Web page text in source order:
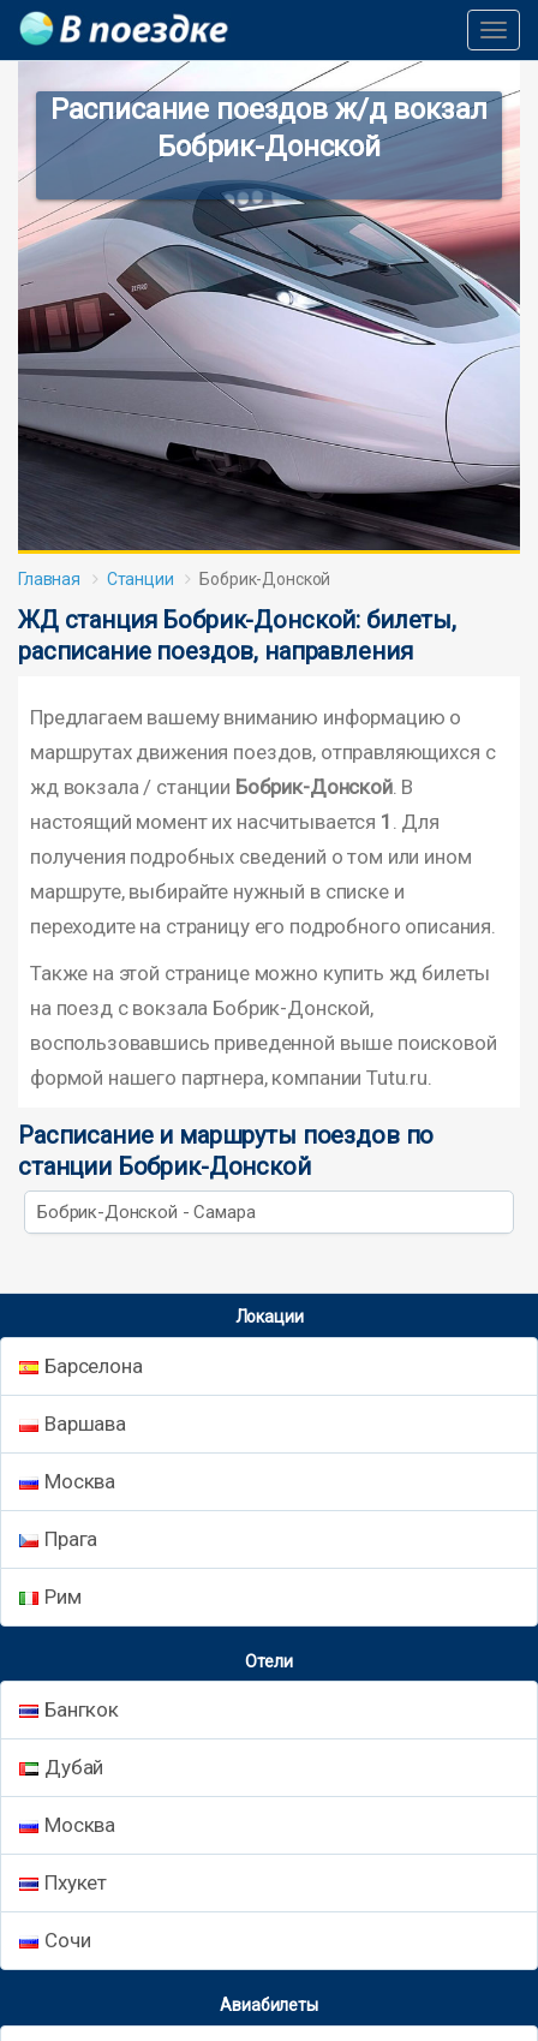
Расписание поездов ж/д вокзал
Бобрик-Донской
Главная Станции Бобрик-Донской
ЖД станция Бобрик-Донской: билеты,
расписание поездов, направления
Предлагаем вашему вниманию информацию о
маршрутах движения поездов, отправляющихся с
жд вокзала / станции Бобрик-Донской. В
настоящий момент их насчитывается 1 . Для
получения подробных сведений о том или ином
маршруте, выбирайте нужный в списке и
переходите на страницу его подробного описания.
Также на этой странице можно купить жд билеты
на поезд с вокзала Бобрик-Донской,
воспользовавшись приведенной выше поисковой
формой нашего партнера, компании Tutu.ru.
Расписание и маршруты поездов по
станции Бобрик-Донской
Бобрик-Донской - Самара
Локации
Барселона
Варшава
Москва
Прага
Рим
Отели
Бангкок
Дубай
Москва
Пхукет
Сочи
Авиабилеты